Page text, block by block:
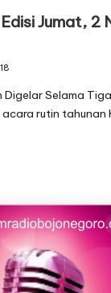
Jumat, 2
Selama
rutin tahunan